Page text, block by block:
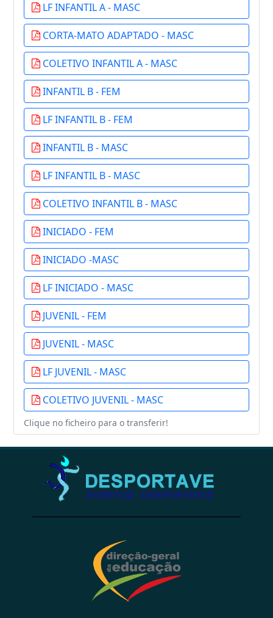
LF INFANTIL A - MASC
CORTA-MATO ADAPTADO - MASC
COLETIVO INFANTIL A - MASC
INFANTIL B - FEM
LF INFANTIL B - FEM
INFANTIL B - MASC
LF INFANTIL B - MASC
COLETIVO INFANTIL B - MASC
INICIADO - FEM
INICIADO -MASC
LF INICIADO - MASC
JUVENIL - FEM
JUVENIL - MASC
LF JUVENIL - MASC
COLETIVO JUVENIL - MASC
Clique no ficheiro para o transferir!